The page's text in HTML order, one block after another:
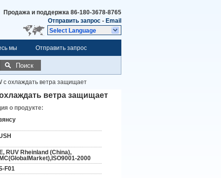
Продажа и поддержка 86-180-3678-8765
Отправить запрос - Email
Select Language
мы Отправить запрос
Поиск
с охлаждать ветра защищает
ветра защищает
о продукте:
RUV Rheinland (China),
2000
F01